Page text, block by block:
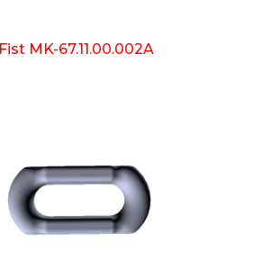
Fist MK-67.11.00.002A